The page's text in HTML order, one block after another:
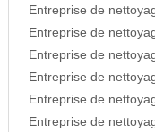
Entreprise de
Entreprise de
Entreprise de
Entreprise de
Entreprise de
Entreprise de